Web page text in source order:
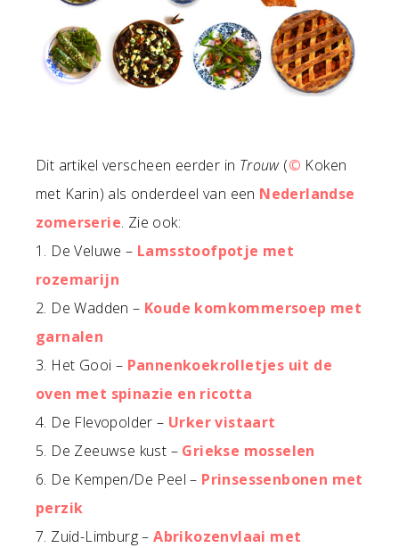
Dit artikel verscheen eerder in Trouw(© Koken
met Karin) als onderdeel van een Nederlandse
zomerserie. Zie ook:
1. De Veluwe – Lamsstoofpotje met
rozemarijn
2. De Wadden – Koude komkommersoep met
garnalen
3. Het Gooi – Pannenkoekrolletjes uit de
oven met spinazie en ricotta
4. De Flevopolder – Urker vistaart
5. De Zeeuwse kust – Griekse mosselen
6. De Kempen/De Peel – Prinsessenbonen met
perzik
7. Zuid-Limburg –Abrikozenvlaai met